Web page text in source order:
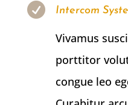
 Intercom
Vivamus
porttitor
congue leo